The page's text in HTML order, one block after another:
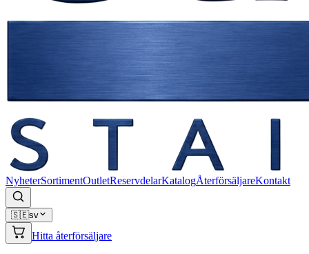
NyheterSortimentOutletReservdelarKatalogÅterförsäljareKontakt
🇸🇪sv
Hitta återförsäljare